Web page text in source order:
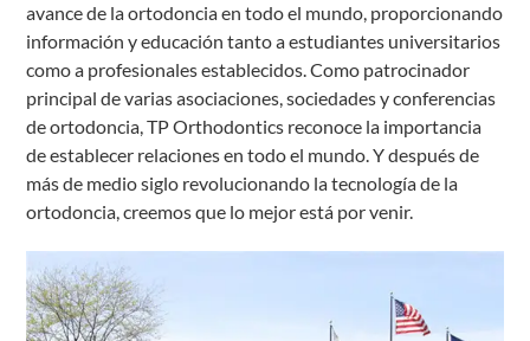
avance de la ortodoncia en todo el mundo, proporcionando
información y educación tanto a estudiantes universitarios
como a profesionales establecidos. Como patrocinador
principal de varias asociaciones, sociedades y conferencias
de ortodoncia, TP Orthodontics reconoce la importancia
de establecer relaciones en todo el mundo. Y después de
más de medio siglo revolucionando la tecnología de la
ortodoncia, creemos que lo mejor está por venir.